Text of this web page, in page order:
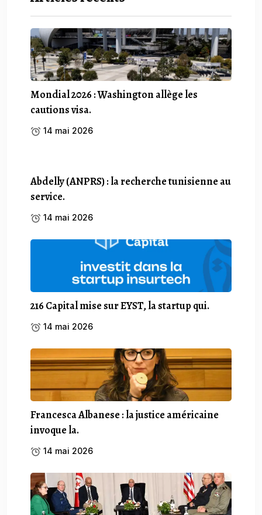
Mondial 2026 : Washington allège les
cautions visa.
14 mai 2026
Abdelly (ANPRS) : la recherche tunisienne au
service.
14 mai 2026
216 Capital mise sur EYST, la startup qui.
14 mai 2026
Francesca Albanese : la justice américaine
invoque la.
14 mai 2026